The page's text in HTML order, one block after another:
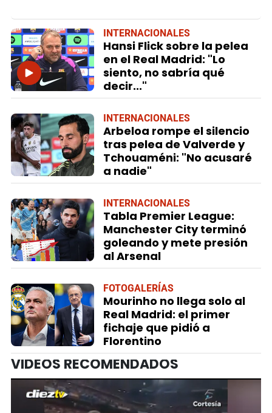
INTERNACIONALES
Hansi Flick sobre la pelea
en el Real Madrid: "Lo
siento, no sabría qué
decir..."
INTERNACIONALES
Arbeloa rompe el silencio
tras pelea de Valverde y
Tchouaméni: "No acusaré
a nadie"
INTERNACIONALES
Tabla Premier League:
Manchester City terminó
goleando y mete presión
al Arsenal
FOTOGALERÍAS
Mourinho no llega solo al
Real Madrid: el primer
fichaje que pidió a
Florentino
VIDEOS RECOMENDADOS